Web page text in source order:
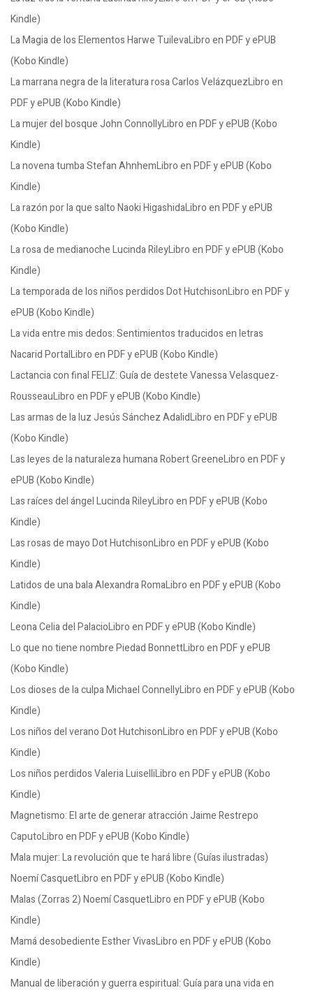
Kindle)
La Magia de los Elementos Harwe TuilevaLibro en PDF y ePUB
(Kobo Kindle)
La marrana negra de la literatura rosa Carlos VelázquezLibro en
PDF y ePUB (Kobo Kindle)
La mujer del bosque John ConnollyLibro en PDF y ePUB (Kobo
Kindle)
La novena tumba Stefan AhnhemLibro en PDF y ePUB (Kobo
Kindle)
La razón por la que salto Naoki HigashidaLibro en PDF y ePUB
(Kobo Kindle)
La rosa de medianoche Lucinda RileyLibro en PDF y ePUB (Kobo
Kindle)
La temporada de los niños perdidos Dot HutchisonLibro en PDF y
ePUB (Kobo Kindle)
La vida entre mis dedos: Sentimientos traducidos en letras
Nacarid PortalLibro en PDF y ePUB (Kobo Kindle)
Lactancia con final FELIZ: Guía de destete Vanessa Velasquez-
RousseauLibro en PDF y ePUB (Kobo Kindle)
Las armas de la luz Jesús Sánchez AdalidLibro en PDF y ePUB
(Kobo Kindle)
Las leyes de la naturaleza humana Robert GreeneLibro en PDF y
ePUB (Kobo Kindle)
Las raíces del ángel Lucinda RileyLibro en PDF y ePUB (Kobo
Kindle)
Las rosas de mayo Dot HutchisonLibro en PDF y ePUB (Kobo
Kindle)
Latidos de una bala Alexandra RomaLibro en PDF y ePUB (Kobo
Kindle)
Leona Celia del PalacioLibro en PDF y ePUB (Kobo Kindle)
Lo que no tiene nombre Piedad BonnettLibro en PDF y ePUB
(Kobo Kindle)
Los dioses de la culpa Michael ConnellyLibro en PDF y ePUB (Kobo
Kindle)
Los niños del verano Dot HutchisonLibro en PDF y ePUB (Kobo
Kindle)
Los niños perdidos Valeria LuiselliLibro en PDF y ePUB (Kobo
Kindle)
Magnetismo: El arte de generar atracción Jaime Restrepo
CaputoLibro en PDF y ePUB (Kobo Kindle)
Mala mujer: La revolución que te hará libre (Guías ilustradas)
Noemí CasquetLibro en PDF y ePUB (Kobo Kindle)
Malas (Zorras 2) Noemí CasquetLibro en PDF y ePUB (Kobo
Kindle)
Mamá desobediente Esther VivasLibro en PDF y ePUB (Kobo
Kindle)
Manual de liberación y guerra espiritual: Guía para una vida en